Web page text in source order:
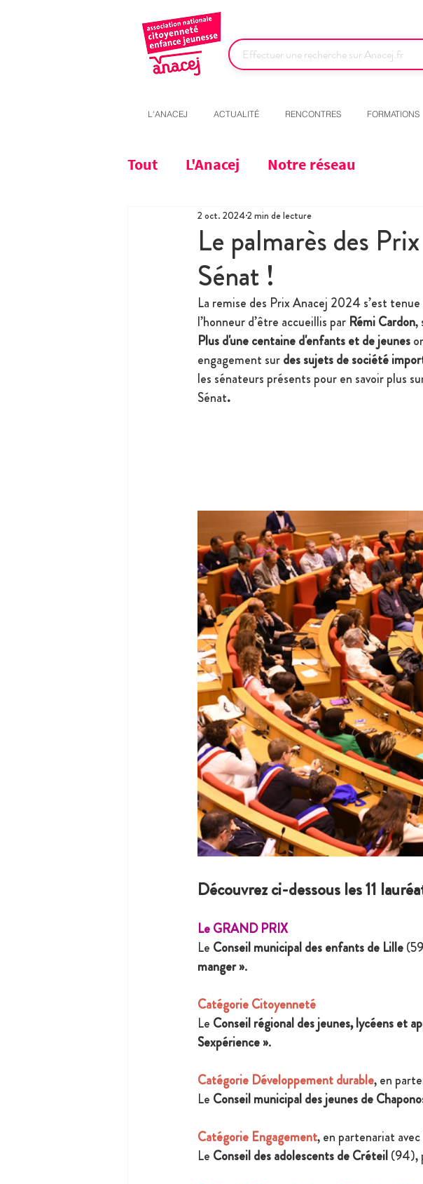
L'ANACEJ ACTUALITÉ RENCONTRES FORMATIONS
Tout L'Anacej Notre réseau
Le palmarès des
Sénat !
2 oct. 20242 min de lecture
La remise des Prix Anacej 2024 s’est
l’honneur d’être accueillis par Rémi Cardon,
Plus d'une centaine d'enfants et de jeunes
engagement sur des sujets de société
les sénateurs présents pour en savoir plus
Sénat.
Découvrez ci-dessous les 11
Le GRAND PRIX
Le Conseil municipal des enfants de Lille
manger ».
Catégorie Citoyenneté
Le Conseil régional des jeunes, lycéens et
Sexpérience ».
Catégorie Développement durable, en
Le Conseil municipal des jeunes de
Catégorie Engagement, en partenariat
Le Conseil des adolescents de Créteil (94),